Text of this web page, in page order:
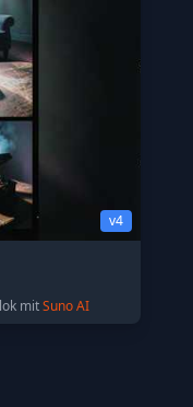
v4
mitSuno AI